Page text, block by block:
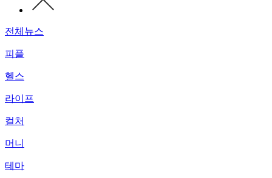
전체뉴스
피플
헬스
라이프
컬처
머니
테마